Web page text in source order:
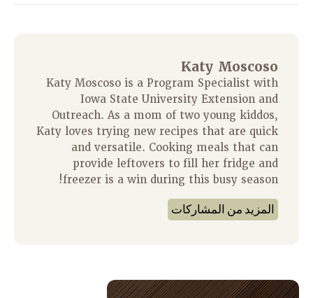
Katy Moscoso
Katy Moscoso is a Program Specialist with
Iowa State University Extension and
Outreach. As a mom of two young kiddos,
Katy loves trying new recipes that are quick
and versatile. Cooking meals that can
provide leftovers to fill her fridge and
freezer is a win during this busy season!
المزيد من المشاركات